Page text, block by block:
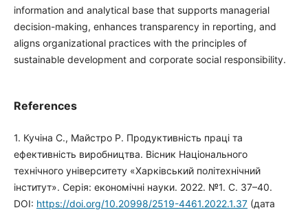
information and analytical base that supports managerial
decision-making, enhances transparency in reporting, and
aligns organizational practices with the principles of
sustainable development and corporate social responsibility.
References
1. Кучіна С., Майстро Р. Продуктивність праці та
ефективність виробництва. Вісник Національного
технічного університету «Харківський політехнічний
інститут». Серія: економічні науки. 2022. №1. С. 37–40.
DOI: https://doi.org/10.20998/2519-4461.2022.1.37(дата